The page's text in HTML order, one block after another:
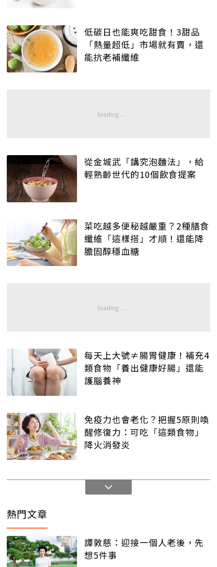
低碳日也能爽吃甜食！3甜品
「熱量超低」市場就有賣，還
能抗老補纖維
從金城武「講究泡麵法」，給
輕熟齡世代的10個飲食提案
菜吃越多便秘越嚴重？2種膳食
纖維「這樣搭」才順！還能降
膽固醇穩血糖
每天上大號≠腸胃健康！補充4
類食物「養出健康好腸」還能
護腦養神
免疫力也會老化？把握5原則喚
醒修復力：可吃「這類食物」
降火消發炎
熱門文章
譚敦慈：迎接一個人老後，先
想5件事